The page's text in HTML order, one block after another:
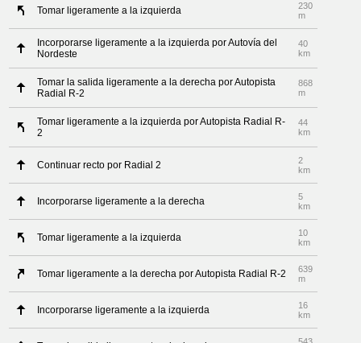
Tomar ligeramente a la izquierda
230
m
Incorporarse ligeramente a la izquierda por Autovía del
Nordeste
40
km
Tomar la salida ligeramente a la derecha por Autopista
Radial R-2
868
m
Tomar ligeramente a la izquierda por Autopista Radial R-
2
44
km
Continuar recto por Radial 2
2
km
Incorporarse ligeramente a la derecha
5
km
Tomar ligeramente a la izquierda
10
km
Tomar ligeramente a la derecha por Autopista Radial R-2
639
m
Incorporarse ligeramente a la izquierda
16
km